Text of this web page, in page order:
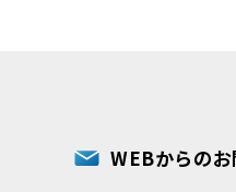
WEBからの